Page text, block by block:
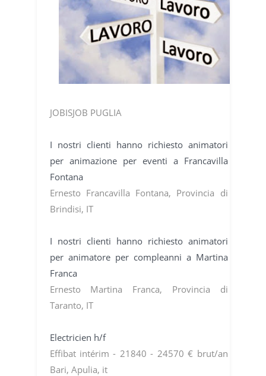
JOBISJOB PUGLIA
I nostri clienti hanno richiesto animatori
per animazione per eventi a Francavilla
Fontana
Ernesto Francavilla Fontana, Provincia di
Brindisi, IT
I nostri clienti hanno richiesto animatori
per animatore per compleanni a Martina
Franca
Ernesto Martina Franca, Provincia di
Taranto, IT
Electricien h/f
Effibat intérim - 21840 - 24570 € brut/an
Bari, Apulia, it